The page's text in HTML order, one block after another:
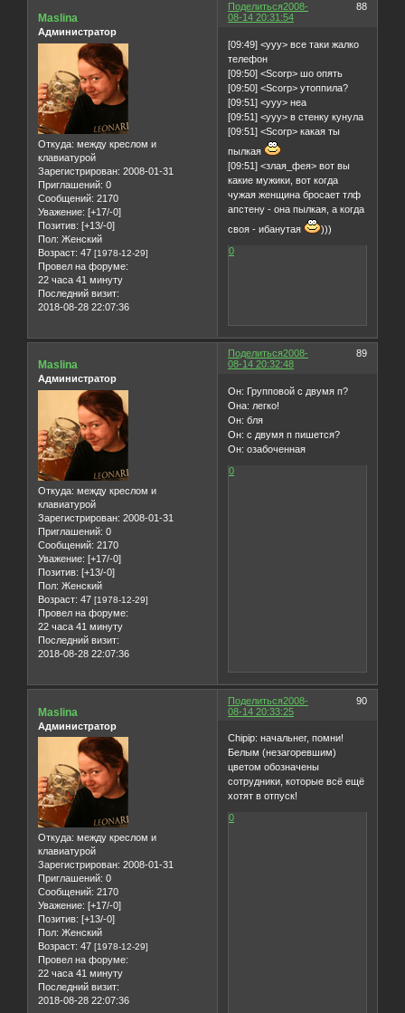
Поделиться 88
2008-
08-14 20:31:54
Maslina
Администратор
Откуда: между креслом и
клавиатурой
Зарегистрирован: 2008-01-31
Приглашений: 0
Сообщений: 2170
Уважение: [+17/-0]
Позитив: [+13/-0]
Пол: Женский
Возраст: 47 [1978-12-29]
Провел на форуме:
22 часа 41 минуту
Последний визит:
2018-08-28 22:07:36
[09:49] <yyy> все таки жалко
телефон
[09:50] <Scorp> шо опять
[09:50] <Scorp> утоппила?
[09:51] <yyy> неа
[09:51] <yyy> в стенку кунула
[09:51] <Scorp> какая ты
пылкая
[09:51] <злая_фея> вот вы
какие мужики, вот когда
чужая женщина бросает тлф
апстену - она пылкая, а когда
своя - ибанутая
)))
0
Поделиться 89
2008-
08-14 20:32:48
Maslina
Администратор
Откуда: между креслом и
клавиатурой
Зарегистрирован: 2008-01-31
Приглашений: 0
Сообщений: 2170
Уважение: [+17/-0]
Позитив: [+13/-0]
Пол: Женский
Возраст: 47 [1978-12-29]
Провел на форуме:
22 часа 41 минуту
Последний визит:
2018-08-28 22:07:36
Он: Групповой с двумя п?
Она: легко!
Он: бля
Он: с двумя п пишется?
Он: озабоченная
0
Поделиться 90
2008-
08-14 20:33:25
Maslina
Администратор
Откуда: между креслом и
клавиатурой
Зарегистрирован: 2008-01-31
Приглашений: 0
Сообщений: 2170
Уважение: [+17/-0]
Позитив: [+13/-0]
Пол: Женский
Возраст: 47 [1978-12-29]
Провел на форуме:
22 часа 41 минуту
Последний визит:
2018-08-28 22:07:36
Chipip: начальнег, помни!
Белым (незагоревшим)
цветом обозначены
сотрудники, которые всё ещё
хотят в отпуск!
0